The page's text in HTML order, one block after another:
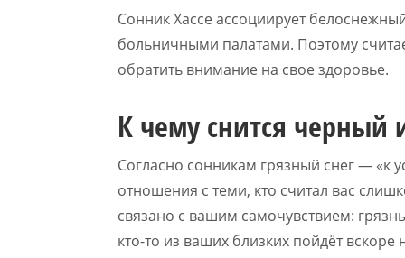
Сонник Хассе ассоциирует
больничными палатами. Поэтому
обратить внимание на свое здоровье.
К чему снится черный
Согласно сонникам грязный снег —
отношения с теми, кто считал вас
связано с вашим самочувствием:
кто-то из ваших близких пойдёт вскоре